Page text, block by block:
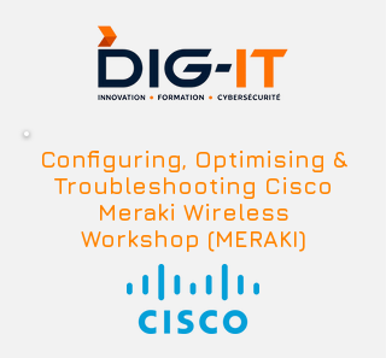
Configuring, Optimising &
Troubleshooting Cisco
Meraki Wireless
Workshop (MERAKI)